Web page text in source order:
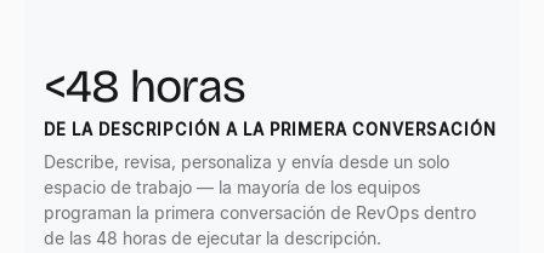
<48 horas
DE LA DESCRIPCIÓN A LA PRIMERA CONVERSACIÓN
Describe, revisa, personaliza y envía desde un solo
espacio de trabajo — la mayoría de los equipos
programan la primera conversación de RevOps dentro
de las 48 horas de ejecutar la descripción.